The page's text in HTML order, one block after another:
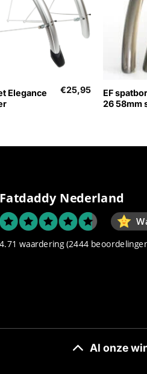
Elegance
€25,95
EF
26 58mm
Fatdaddy Nederland
4.71 waardering (2444
Al onze